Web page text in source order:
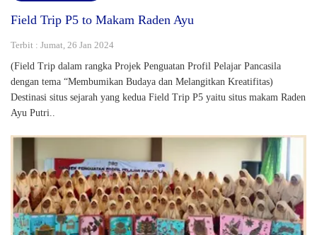
Field Trip P5 to Makam Raden Ayu
Terbit : Jumat, 26 Jan 2024
(Field Trip dalam rangka Projek Penguatan Profil Pelajar Pancasila
dengan tema “Membumikan Budaya dan Melangitkan Kreatifitas)
Destinasi situs sejarah yang kedua Field Trip P5 yaitu situs makam Raden
Ayu Putri..